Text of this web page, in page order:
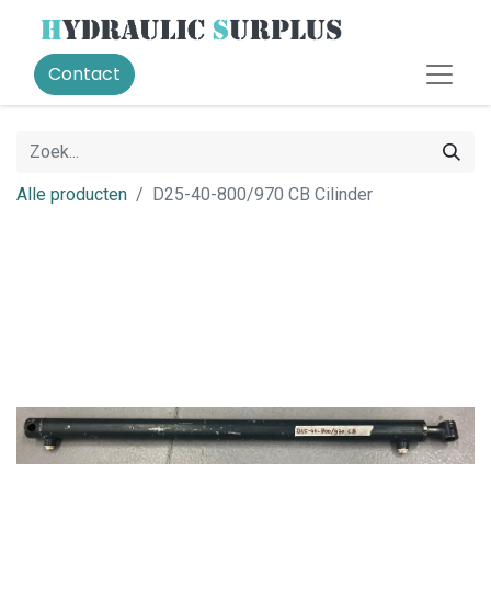
Contact
Alle producten D25-40-800/970 CB Cilinder